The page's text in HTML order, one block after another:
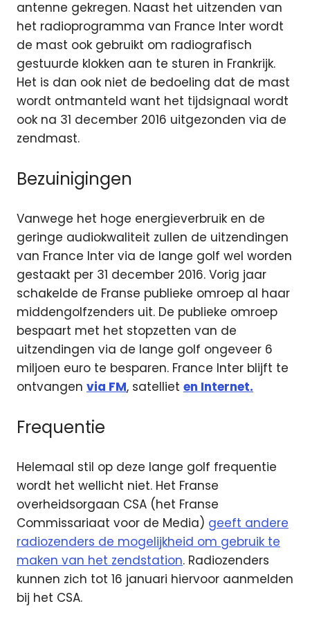
antenne gekregen. Naast het uitzenden van
het radioprogramma van France Inter wordt
de mast ook gebruikt om radiografisch
gestuurde klokken aan te sturen in Frankrijk.
Het is dan ook niet de bedoeling dat de mast
wordt ontmanteld want het tijdsignaal wordt
ook na 31 december 2016 uitgezonden via de
zendmast.
Bezuinigingen
Vanwege het hoge energieverbruik en de
geringe audiokwaliteit zullen de uitzendingen
van France Inter via de lange golf wel worden
gestaakt per 31 december 2016. Vorig jaar
schakelde de Franse publieke omroep al haar
middengolfzenders uit. De publieke omroep
bespaart met het stopzetten van de
uitzendingen via de lange golf ongeveer 6
miljoen euro te besparen. France Inter blijft te
ontvangen via FM, satelliet en Internet.
Frequentie
Helemaal stil op deze lange golf frequentie
wordt het wellicht niet. Het Franse
overheidsorgaan CSA (het Franse
Commissariaat voor de Media) geeft andere
radiozenders de mogelijkheid om gebruik te
maken van het zendstation. Radiozenders
kunnen zich tot 16 januari hiervoor aanmelden
bij het CSA.